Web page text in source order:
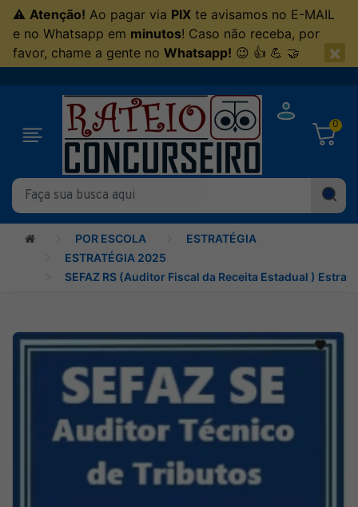
⚠ Atenção! Ao pagar via PIX te avisamos no E-MAIL
e no Whatsapp em minutos! Caso não receba, por
favor, chame a gente no Whatsapp! 😉 👍 💪 🤝 ×
0
POR ESCOLA
ESTRATÉGIA
ESTRATÉGIA 2025
SEFAZ RS (Auditor Fiscal da Receita Estadual )